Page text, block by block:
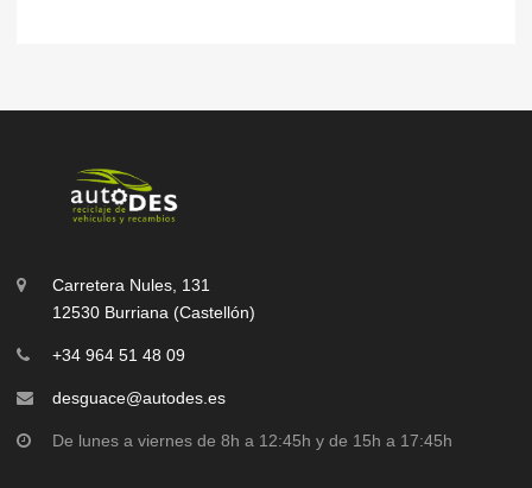
Carretera Nules, 131
12530 Burriana (Castellón)
+34 964 51 48 09
desguace@autodes.es
De lunes a viernes de 8h a 12:45h y de 15h a 17:45h